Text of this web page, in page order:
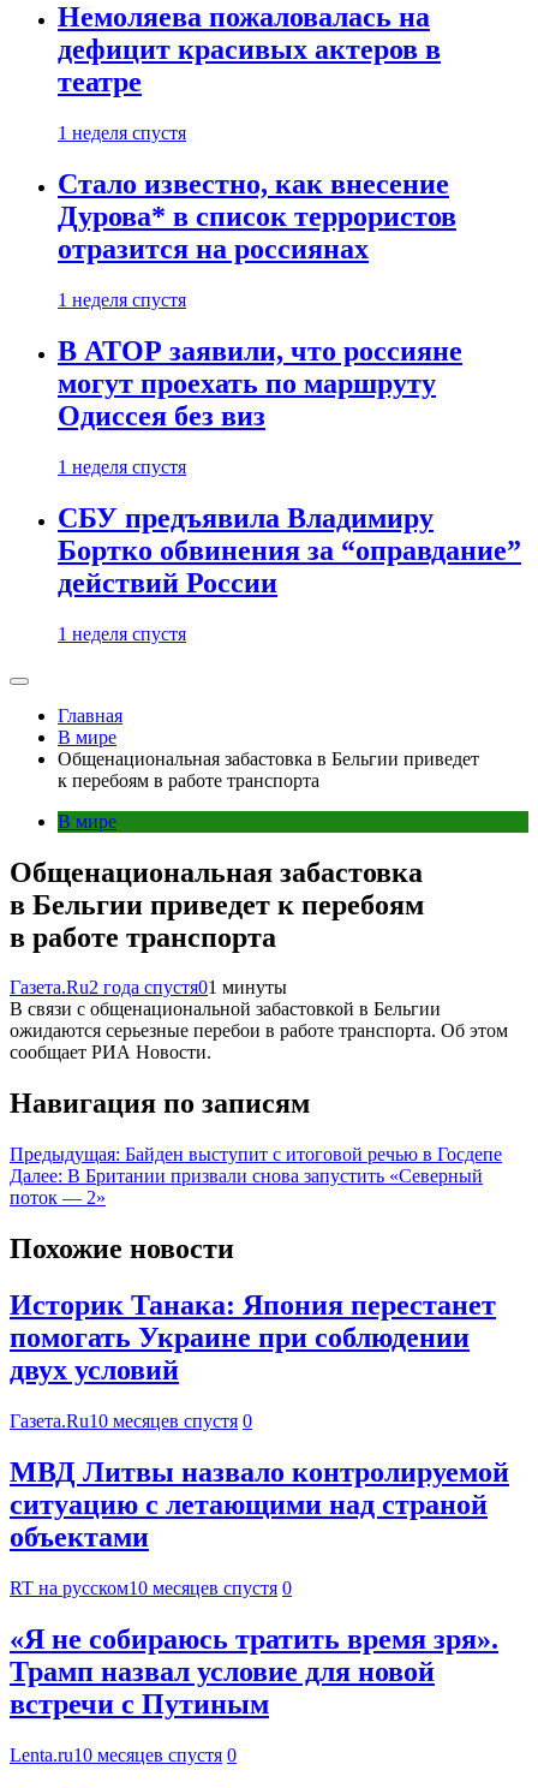
Немоляева пожаловалась на
дефицит красивых актеров в
театре
1 неделя спустя
Стало известно, как внесение
Дурова* в список террористов
отразится на россиянах
1 неделя спустя
В АТОР заявили, что россияне
могут проехать по маршруту
Одиссея без виз
1 неделя спустя
СБУ предъявила Владимиру
Бортко обвинения за “оправдание”
действий России
1 неделя спустя
Главная
В мире
Общенациональная забастовка в Бельгии приведет
к перебоям в работе транспорта
В мире
Общенациональная забастовка
в Бельгии приведет к перебоям
в работе транспорта
Газета.Ru2 года спустя01 минуты
В связи с общенациональной забастовкой в Бельгии
ожидаются серьезные перебои в работе транспорта. Об этом
сообщает РИА Новости.
Навигация по записям
Предыдущая: Байден выступит с итоговой речью в Госдепе
Далее: В Британии призвали снова запустить «Северный
поток — 2»
Похожие новости
Историк Танака: Япония перестанет
помогать Украине при соблюдении
двух условий
Газета.Ru10 месяцев спустя 0
МВД Литвы назвало контролируемой
ситуацию с летающими над страной
объектами
RT на русском10 месяцев спустя 0
«Я не собираюсь тратить время зря».
Трамп назвал условие для новой
встречи с Путиным
Lenta.ru10 месяцев спустя 0